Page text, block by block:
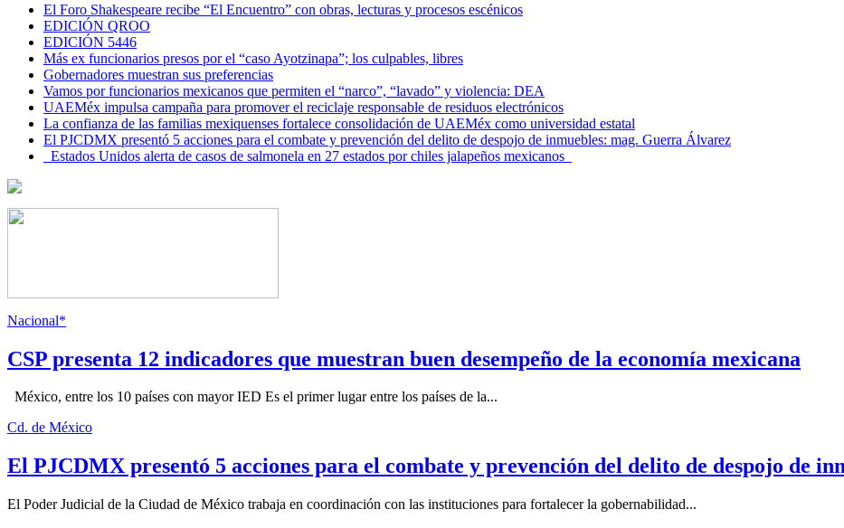
El Foro Shakespeare recibe “El Encuentro” con obras, lecturas y procesos escénicos
EDICIÓN QROO
EDICIÓN 5446
Más ex funcionarios presos por el “caso Ayotzinapa”; los culpables, libres
Gobernadores muestran sus preferencias
Vamos por funcionarios mexicanos que permiten el “narco”, “lavado” y violencia: DEA
UAEMéx impulsa campaña para promover el reciclaje responsable de residuos electrónicos
La confianza de las familias mexiquenses fortalece consolidación de UAEMéx como universidad estatal
El PJCDMX presentó 5 acciones para el combate y prevención del delito de despojo de inmuebles: mag. Guerra Álvarez
Estados Unidos alerta de casos de salmonela en 27 estados por chiles jalapeños mexicanos
Nacional*
CSP presenta 12 indicadores que muestran buen desempeño de la economía mexicana
México, entre los 10 países con mayor IED Es el primer lugar entre los países de la...
Cd. de México
El PJCDMX presentó 5 acciones para el combate y prevención del delito de despojo de
El Poder Judicial de la Ciudad de México trabaja en coordinación con las instituciones para fortalecer la gobernabilidad...